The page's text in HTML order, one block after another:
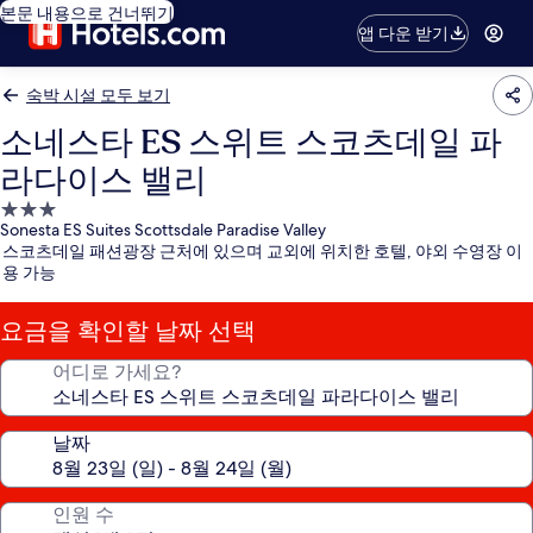
본문 내용으로 건너뛰기
앱 다운 받기
숙박 시설 모두 보기
소네스타 ES 스위트 스코츠데일 파
라다이스 밸리
3.0
성
급
숙
시
설
Sonesta ES Suites Scottsdale Paradise Valley
스코츠데일 패션광장 근처에 있으며 교외에 위치한 호텔, 야외 수영장 이
용 가능
요금을 확인할 날짜 선택
어디로 가세요?
날짜
인원 수